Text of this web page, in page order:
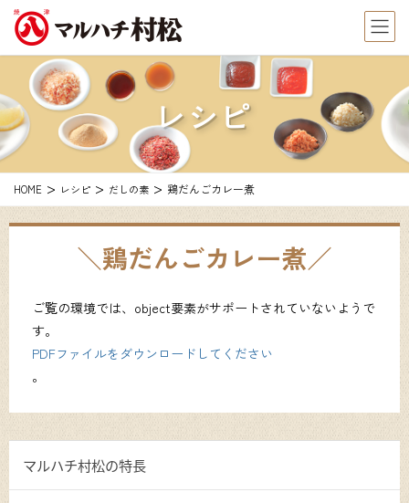
レシピ
HOME レシピ だしの素 鶏だんごカレー煮
鶏だんごカレー煮
ご覧の環境では、object要素がサポートされていないようで
す。
PDFファイルをダウンロードしてください
。
マルハチ村松の特長